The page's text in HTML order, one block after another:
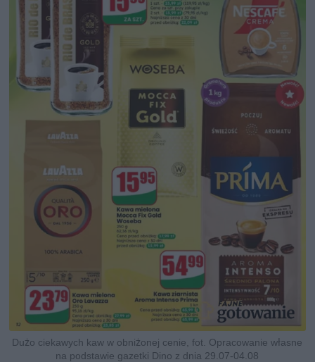
Dużo ciekawych kaw w obniżonej cenie, fot. Opracowanie własne
na podstawie gazetki Dino z dnia 29.07-04.08